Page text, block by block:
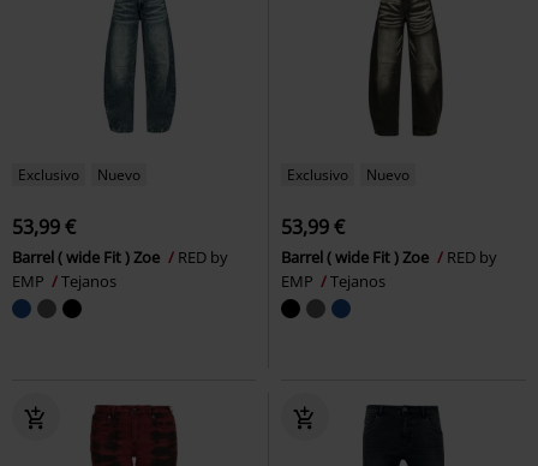
Exclusivo Nuevo
53,99 €
Barrel ( wide Fit ) Zoe
RED by
EMP
Tejanos
Exclusivo Nuevo
53,99 €
Barrel ( wide Fit ) Zoe
RED by
EMP
Tejanos